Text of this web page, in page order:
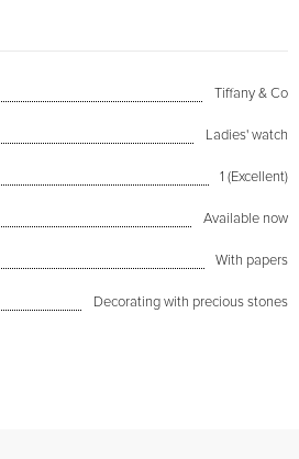
H
Tiffany & Co
Ladies' watch
1 (Excellent)
Available now
With papers
Decorating with precious stones